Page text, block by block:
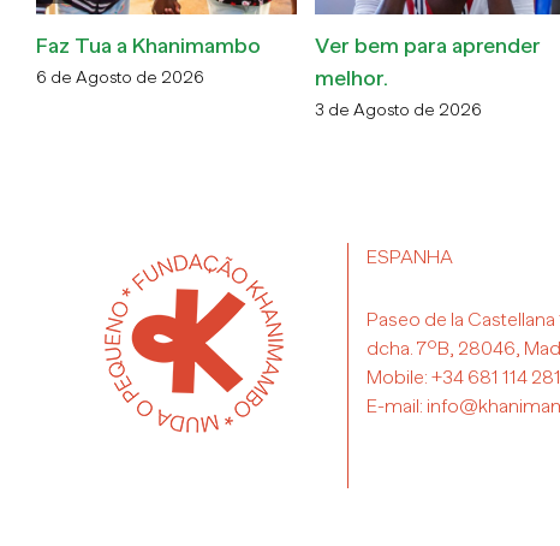
da
Coral Masveu, de El
Masnou a Xai-Xai
Bolsa Pablo
24 de Abril de 2026
dcha. 7ºB, 28046,
Mobile:+34 681 114 281
E-mail: